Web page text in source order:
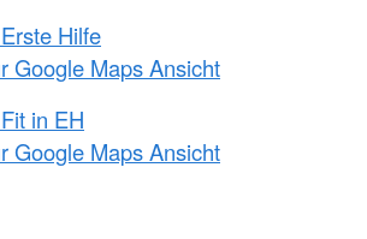
Hilfe
Google Maps Ansicht
in EH
Google Maps Ansicht